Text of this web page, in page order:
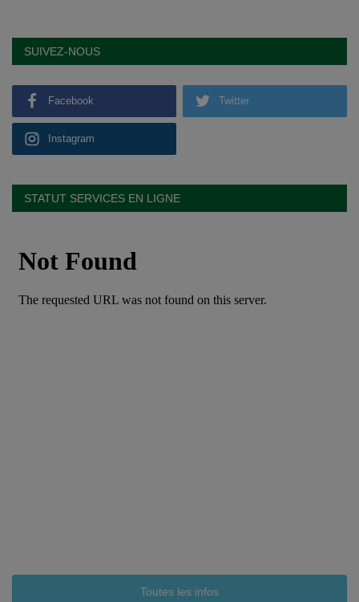
SUIVEZ-NOUS
Facebook Twitter
Instagram
STATUT SERVICES EN LIGNE
Toutes les infos